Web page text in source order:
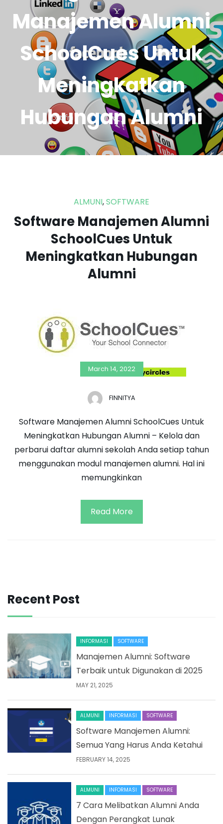
Untuk Alumni
Manajemen Alumni
SchoolCues Untuk
Meningkatkan
Hubungan Alumni
ALMUNI,SOFTWARE
Software Manajemen Alumni
SchoolCues Untuk
Meningkatkan Hubungan
Alumni
March 14, 2022
FINNITYA
Software Manajemen Alumni SchoolCues Untuk
Meningkatkan Hubungan Alumni – Kelola dan
perbarui daftar alumni sekolah Anda setiap tahun
menggunakan modul manajemen alumni. Hal ini
memungkinkan
Read More
Recent Post
INFORMASI SOFTWARE
Manajemen Alumni: Software
Terbaik untuk Digunakan di 2025
MAY 21, 2025
ALMUNI INFORMASI SOFTWARE
Software Manajemen Alumni:
Semua Yang Harus Anda Ketahui
FEBRUARY 14, 2025
ALMUNI INFORMASI SOFTWARE
7 Cara Melibatkan Alumni Anda
Dengan Perangkat Lunak